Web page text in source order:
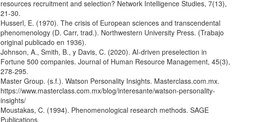
resources recruitment and selection? Network Intelligence Studies, 7(13),
21-30.
Husserl, E. (1970). The crisis of European sciences and transcendental
phenomenology (D. Carr, trad.). Northwestern University Press. (Trabajo
original publicado en 1936).
Johnson, A., Smith, B., y Davis, C. (2020). AI-driven preselection in
Fortune 500 companies. Journal of Human Resource Management, 45(3),
278-295.
Master Group. (s.f.). Watson Personality Insights. Masterclass.com.mx.
https://www.masterclass.com.mx/blog/interesante/watson-personality-
insights/
Moustakas, C. (1994). Phenomenological research methods. SAGE
Publications.